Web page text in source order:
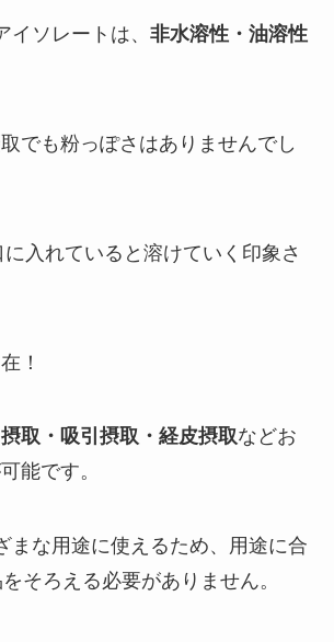
イソレートは、 非水溶性・油溶性
でも粉っぽさはありませんでし
入れていると溶けていく印象さ
！
取・吸引摂取・経皮摂取などお
能です。
まな用途に使えるため、用途に合
そろえる必要がありません。